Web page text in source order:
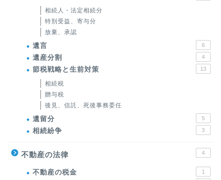
相続人・法定相続分
特別受益、寄与分
放棄、承認
遺言 6
遺産分割 4
節税戦略と生前対策 13
相続税
贈与税
後見、信託、死後事務委任
遺留分 5
相続紛争 3
不動産の法律 4
不動産の税金 1